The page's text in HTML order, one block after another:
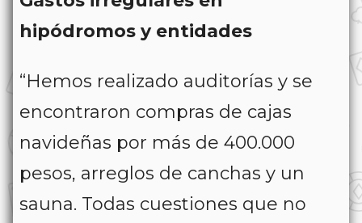
hipódromos y entidades
“Hemos realizado auditorías y se
encontraron compras de cajas
navideñas por más de 400.000
pesos, arreglos de canchas y un
sauna. Todas cuestiones que no